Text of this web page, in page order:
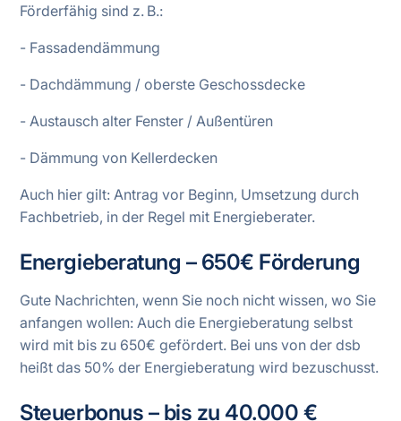
Förderfähig sind z. B.:
- Fassadendämmung
- Dachdämmung / oberste Geschossdecke
- Austausch alter Fenster / Außentüren
- Dämmung von Kellerdecken
Auch hier gilt: Antrag vor Beginn, Umsetzung durch
Fachbetrieb, in der Regel mit Energieberater.
Energieberatung – 650€ Förderung
Gute Nachrichten, wenn Sie noch nicht wissen, wo Sie
anfangen wollen: Auch die Energieberatung selbst
wird mit bis zu 650€ gefördert. Bei uns von der dsb
heißt das 50% der Energieberatung wird bezuschusst.
Steuerbonus – bis zu 40.000 €